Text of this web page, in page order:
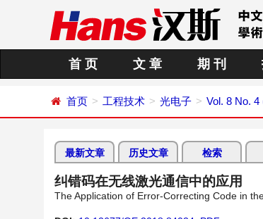
首 页 文 章 期 刊
首页 工程技术 光电子 Vol. 8 No.
最新文章 历史文章 检索
纠错码在无线激光通信中的应用
The Application of Error-Correcting Code in